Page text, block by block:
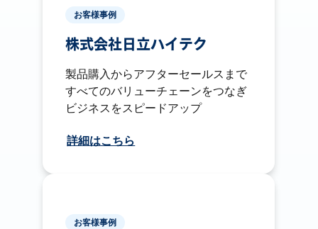
お客様事例
株式会社日立ハイテク
製品購入からアフターセールスまで
すべてのバリューチェーンをつなぎ
ビジネスをスピードアップ
詳細はこちら
お客様事例